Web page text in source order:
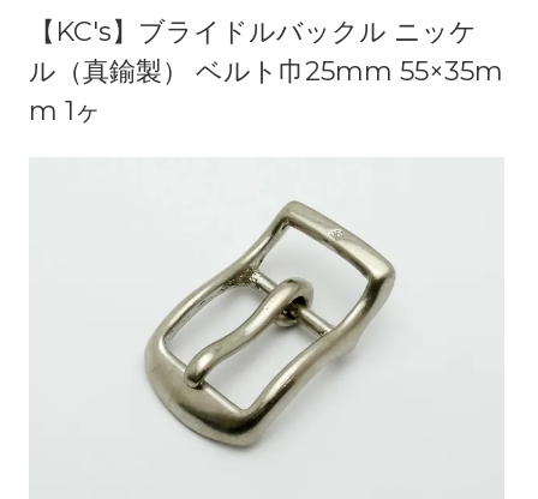
【KC's】ブライドルバックル ニッケ
ル（真鍮製） ベルト巾25mm 55×35m
m 1ヶ